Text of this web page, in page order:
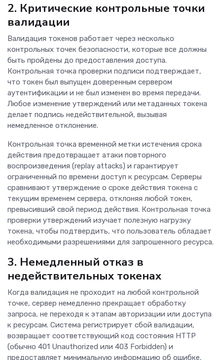
2. Критические контрольные точки
валидации
Валидация токенов работает через несколько
контрольных точек безопасности, которые все должны
быть пройдены до предоставления доступа.
Контрольная точка проверки подписи подтверждает,
что токен был выпущен доверенным сервером
аутентификации и не был изменен во время передачи.
Любое изменение утверждений или метаданных токена
делает подпись недействительной, вызывая
немедленное отклонение.
Контрольная точка временной метки истечения срока
действия предотвращает атаки повторного
воспроизведения (replay attacks) и гарантирует
ограниченный по времени доступ к ресурсам. Серверы
сравнивают утверждение о сроке действия токена с
текущим временем сервера, отклоняя любой токен,
превысивший свой период действия. Контрольная точка
проверки утверждений изучает полезную нагрузку
токена, чтобы подтвердить, что пользователь обладает
необходимыми разрешениями для запрошенного ресурса.
3. Немедленный отказ в
недействительных токенах
Когда валидация не проходит на любой контрольной
точке, сервер немедленно прекращает обработку
запроса, не переходя к этапам авторизации или доступа
к ресурсам. Система регистрирует сбой валидации,
возвращает соответствующий код состояния HTTP
(обычно 401 Unauthorized или 403 Forbidden) и
предоставляет минимальную информацию об ошибке,